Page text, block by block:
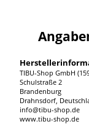
TIBU-Shop GmbH
Schulstraße 2
Brandenburg
Drahnsdorf,
info@tibu-shop.de
www.tibu-shop.de